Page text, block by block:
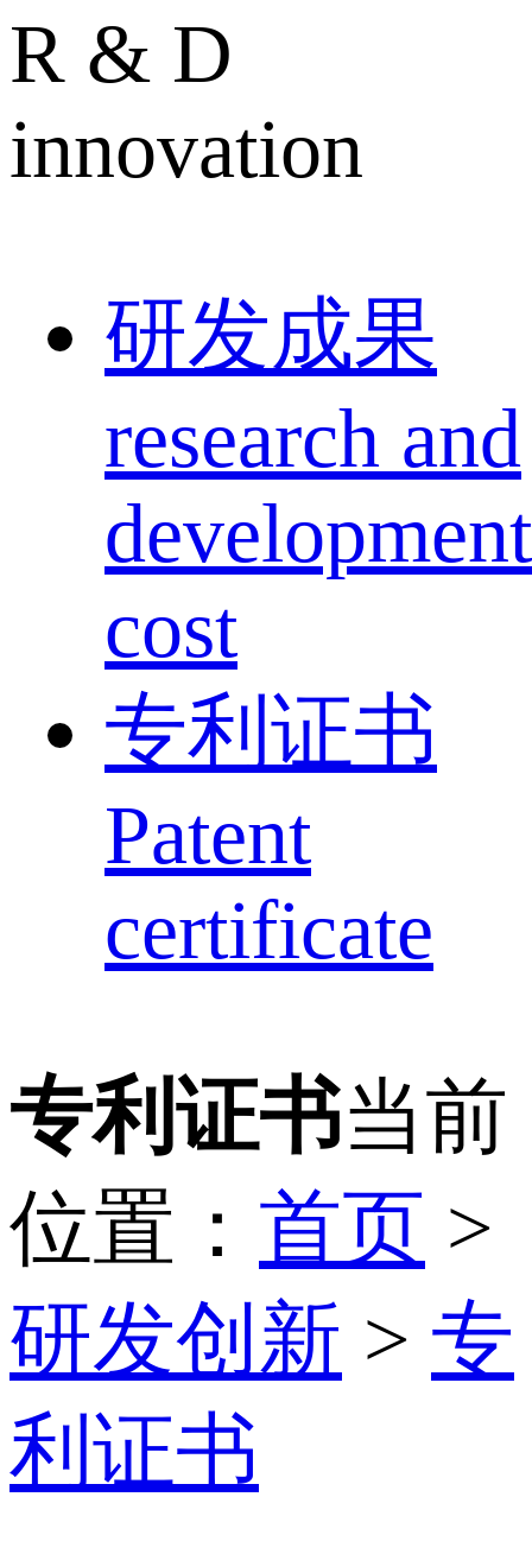
R & D
innovation
研发成果
research and
development
cost
专利证书
Patent
certificate
专利证书当前
位置： 首页 >
研发创新 > 专
利证书